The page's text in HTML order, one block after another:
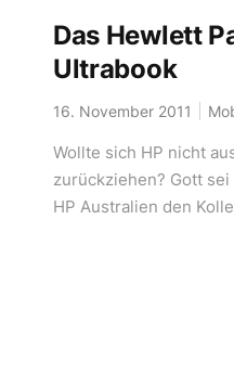
Das Hewlett
Ultrabook
16. November 2011
Wollte sich HP nicht
zurückziehen? Gott
HP Australien den